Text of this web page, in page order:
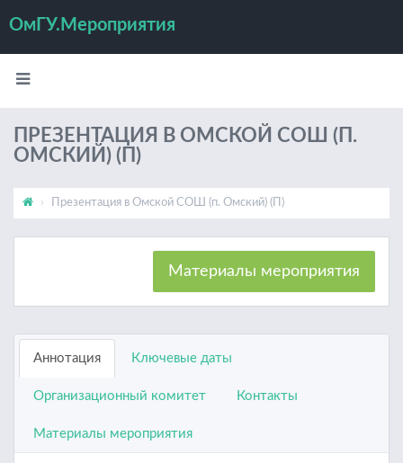
ОмГУ.Мероприятия
ПРЕЗЕНТАЦИЯ В ОМСКОЙ СОШ (П.
ОМСКИЙ) (П)
Презентация в Омской СОШ (п. Омский) (П)
Материалы мероприятия
Аннотация Ключевые даты
Организационный комитет Контакты
Материалы мероприятия